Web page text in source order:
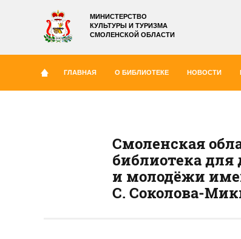
МИНИСТЕРСТВО
КУЛЬТУРЫ И ТУРИЗМА
СМОЛЕНСКОЙ ОБЛАСТИ
ГЛАВНАЯ О БИБЛИОТЕКЕ НОВОСТИ
Смоленская
библиотека для
и молодёжи
С. Соколова-